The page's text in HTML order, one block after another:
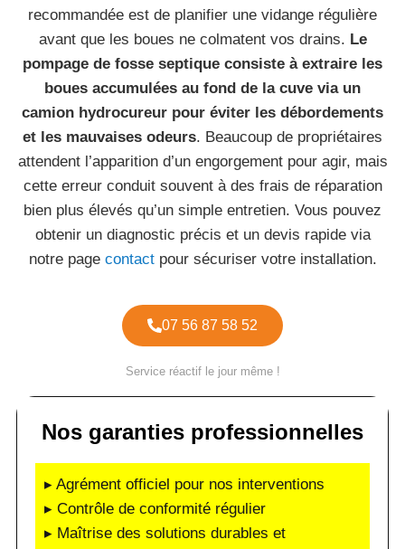
recommandée est de planifier une vidange régulière
avant que les boues ne colmatent vos drains. Le
pompage de fosse septique consiste à extraire les
boues accumulées au fond de la cuve via un
camion hydrocureur pour éviter les débordements
et les mauvaises odeurs. Beaucoup de propriétaires
attendent l’apparition d’un engorgement pour agir, mais
cette erreur conduit souvent à des frais de réparation
bien plus élevés qu’un simple entretien. Vous pouvez
obtenir un diagnostic précis et un devis rapide via
notre page contactpour sécuriser votre installation.
07 56 87 58 52
Service réactif le jour même !
Nos garanties professionnelles
▸ Agrément officiel pour nos interventions
▸ Contrôle de conformité régulier
▸ Maîtrise des solutions durables et